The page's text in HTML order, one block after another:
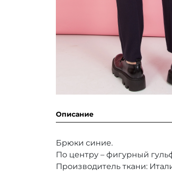
Описание
Брюки синие.
По центру – фигурный
Производитель ткани: